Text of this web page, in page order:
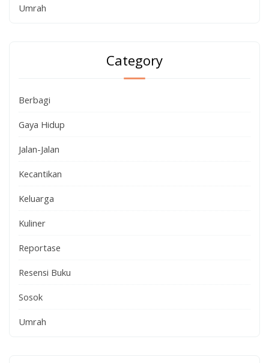
Umrah
Category
Berbagi
Gaya Hidup
Jalan-Jalan
Kecantikan
Keluarga
Kuliner
Reportase
Resensi Buku
Sosok
Umrah